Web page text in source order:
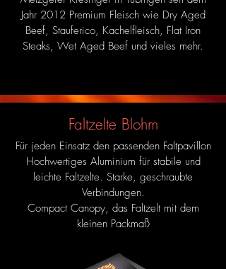
Jahr 2012 Premium Fleisch wie Dry Aged
Beef, Stauferico, Kachelfleisch, Flat Iron
Steaks, Wet Aged Beef und vieles mehr.
Faltzelte Blohm
Für jeden Einsatz den passenden Faltpavillon
Hochwertiges Aluminium für stabile und
leichte Faltzelte. Starke, geschraubte
Verbindungen.
Compact Canopy, das Faltzelt mit dem
kleinen Packmaß